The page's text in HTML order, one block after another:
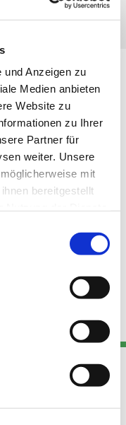
und Anzeigen zu
Medien anbieten
Website zu
zu Ihrer
Partner für
weiter. Unsere
mit
bereitgestellt
Links